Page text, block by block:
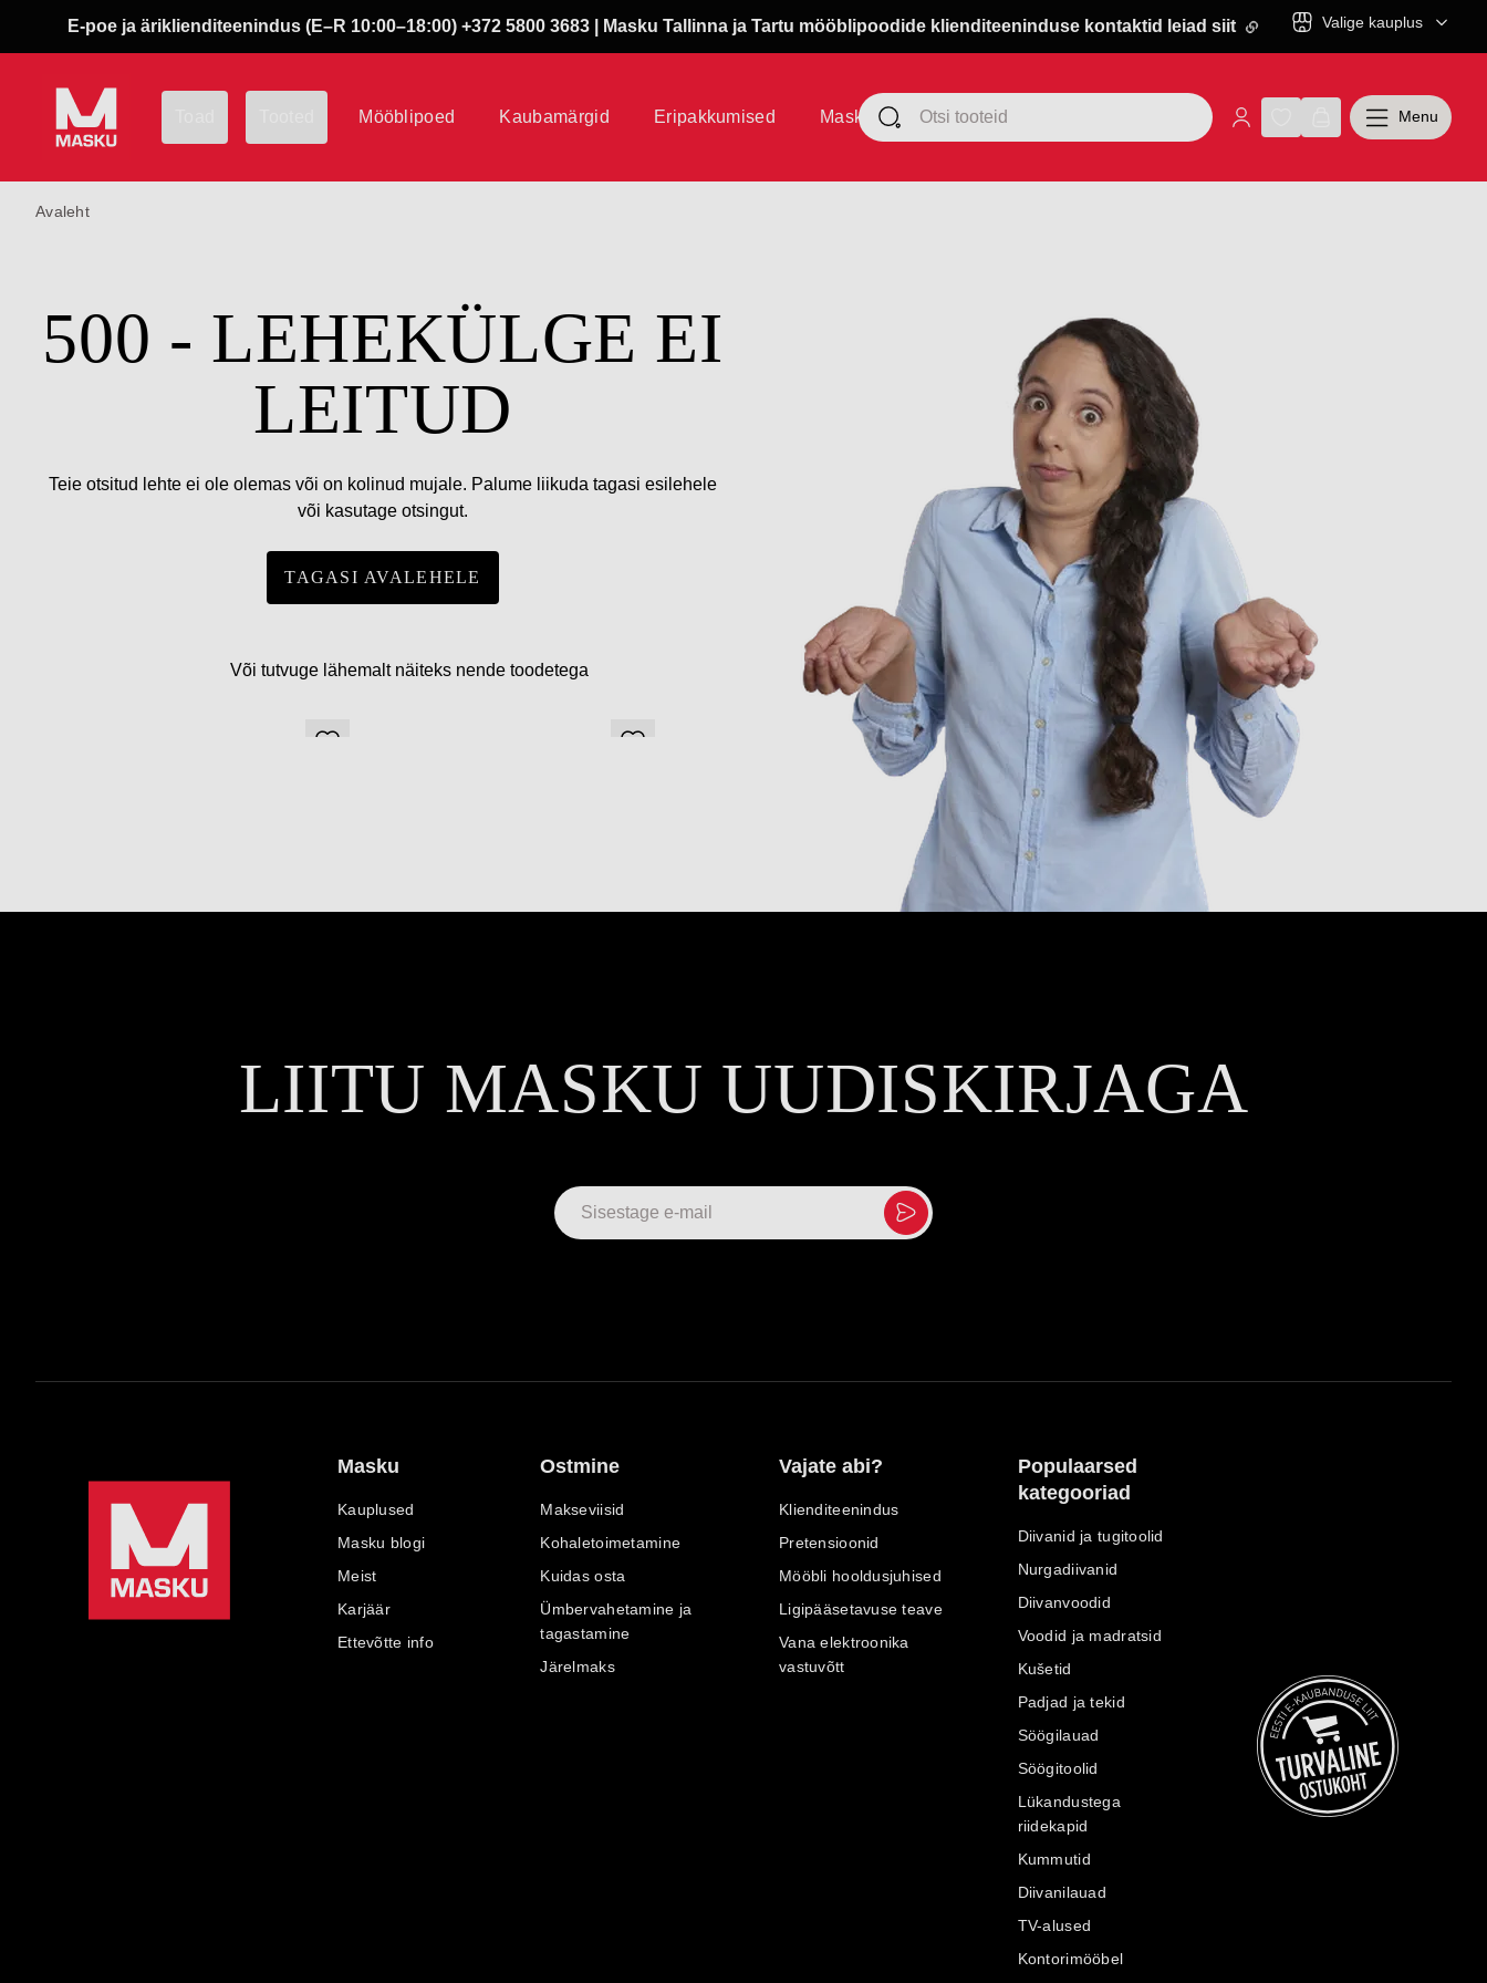
E-poe ja äriklienditeenindus (E–R 10:00–18:00) +372 5800 3683 | Masku Tallinna ja Tartu mööblipoodide klienditeeninduse kontaktid leiad siit Valige kauplus
Mööblipoed Kaubamärgid Eripakkumised Masku klubi Menu
Avaleht
500 - LEHEKÜLGE EI
LEITUD
Teie otsitud lehte ei ole olemas või on kolinud mujale. Palume liikuda tagasi esilehele
või kasutage otsingut.
TAGASI AVALEHELE
Või tutvuge lähemalt näiteks nende toodetega
LIITU MASKU UUDISKIRJAGA
Masku
Kauplused
Masku blogi
Meist
Karjäär
Ettevõtte info
Ostmine
Makseviisid
Kohaletoimetamine
Kuidas osta
Ümbervahetamine ja
tagastamine
Järelmaks
Vajate abi?
Klienditeenindus
Pretensioonid
Mööbli hooldusjuhised
Ligipääsetavuse teave
Vana elektroonika
vastuvõtt
Populaarsed
kategooriad
Diivanid ja tugitoolid
Nurgadiivanid
Diivanvoodid
Voodid ja madratsid
Kušetid
Padjad ja tekid
Söögilauad
Söögitoolid
Lükandustega
riidekapid
Kummutid
Diivanilauad
TV-alused
Kontorimööbel